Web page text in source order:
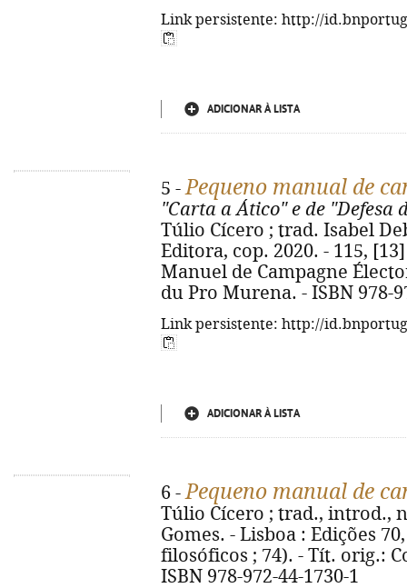
Link persistente: http://
ADICIONAR À LISTA
5 -Pequeno manual de
"Carta a Ático" e de "Defesa
Túlio Cícero ; trad. Isabel
Editora, cop. 2020. - 115,
Manuel de Campagne
du Pro Murena. - ISBN 978-
Link persistente: http://
ADICIONAR À LISTA
6 -Pequeno manual de
Túlio Cícero ; trad., introd.,
Gomes. - Lisboa : Edições
filosóficos ; 74). - Tít. orig.:
ISBN 978-972-44-1730-1